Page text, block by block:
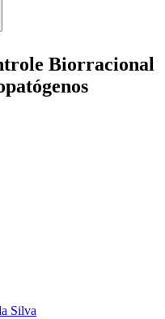
Biorracional
Silva